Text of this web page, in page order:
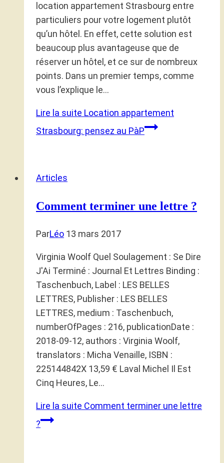
location appartement Strasbourg entre
particuliers pour votre logement plutôt
qu’un hôtel. En effet, cette solution est
beaucoup plus avantageuse que de
réserver un hôtel, et ce sur de nombreux
points. Dans un premier temps, comme
vous l’explique le…
Lire la suite Location appartement
Strasbourg: pensez au PàP
Articles
Comment terminer une lettre ?
ParLéo 13 mars 2017
Virginia Woolf Quel Soulagement : Se Dire
J'Ai Terminé : Journal Et Lettres Binding :
Taschenbuch, Label : LES BELLES
LETTRES, Publisher : LES BELLES
LETTRES, medium : Taschenbuch,
numberOfPages : 216, publicationDate :
2018-09-12, authors : Virginia Woolf,
translators : Micha Venaille, ISBN :
225144842X 13,59 € Laval Michel Il Est
Cinq Heures, Le…
Lire la suite Comment terminer une lettre
?